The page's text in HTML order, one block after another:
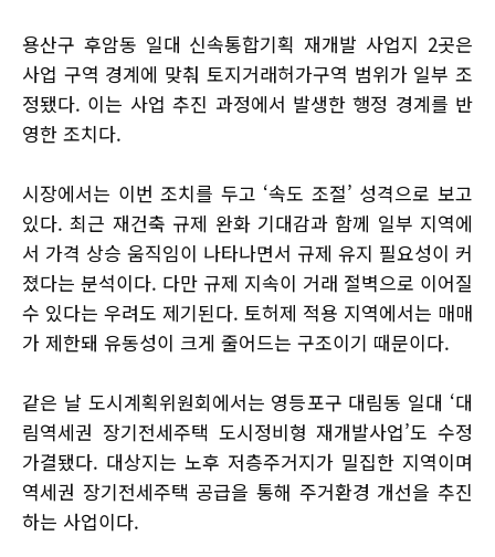
용산구 후암동 일대 신속통합기획 재개발 사업지 2곳은
사업 구역 경계에 맞춰 토지거래허가구역 범위가 일부 조
정됐다. 이는 사업 추진 과정에서 발생한 행정 경계를 반
영한 조치다.
시장에서는 이번 조치를 두고 ‘속도 조절’ 성격으로 보고
있다. 최근 재건축 규제 완화 기대감과 함께 일부 지역에
서 가격 상승 움직임이 나타나면서 규제 유지 필요성이 커
졌다는 분석이다. 다만 규제 지속이 거래 절벽으로 이어질
수 있다는 우려도 제기된다. 토허제 적용 지역에서는 매매
가 제한돼 유동성이 크게 줄어드는 구조이기 때문이다.
같은 날 도시계획위원회에서는 영등포구 대림동 일대 ‘대
림역세권 장기전세주택 도시정비형 재개발사업’도 수정
가결됐다. 대상지는 노후 저층주거지가 밀집한 지역이며
역세권 장기전세주택 공급을 통해 주거환경 개선을 추진
하는 사업이다.